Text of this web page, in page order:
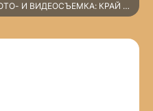
РАССВЕТ. ИНДИВИДУАЛЬНАЯ ФОТО- И ВИДЕОСЪЕМКА: КРАЙ ОБРЫВА И ПЛЯЖ КЛЕОПАТРЫ. АЛАНЬЯ